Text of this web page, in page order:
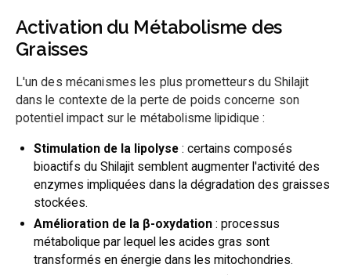
Activation du Métabolisme des
Graisses
L'un des mécanismes les plus prometteurs du Shilajit
dans le contexte de la perte de poids concerne son
potentiel impact sur le métabolisme lipidique :
Stimulation de la lipolyse : certains composés
bioactifs du Shilajit semblent augmenter l'activité des
enzymes impliquées dans la dégradation des graisses
stockées.
Amélioration de la β-oxydation : processus
métabolique par lequel les acides gras sont
transformés en énergie dans les mitochondries.